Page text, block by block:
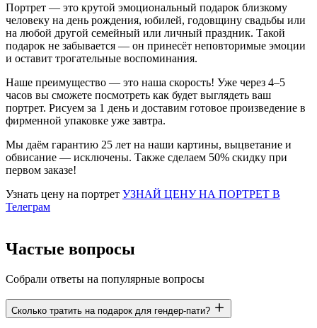
Портрет — это крутой эмоциональный подарок близкому
человеку на день рождения, юбилей, годовщину свадьбы или
на любой другой семейный или личный праздник. Такой
подарок не забывается — он принесёт неповторимые эмоции
и оставит трогательные воспоминания.
Наше преимущество — это наша скорость! Уже через 4–5
часов вы сможете посмотреть как будет выглядеть ваш
портрет. Рисуем за 1 день и доставим готовое произведение в
фирменной упаковке уже завтра.
Мы даём гарантию 25 лет на наши картины, выцветание и
обвисание — исключены. Также сделаем 50% скидку при
первом заказе!
Узнать цену на портрет УЗНАЙ ЦЕНУ НА ПОРТРЕТ В
Телеграм
Частые вопросы
Собрали ответы на популярные вопросы
Сколько тратить на подарок для гендер-пати?